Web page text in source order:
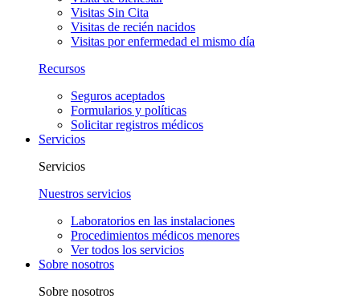
Visitas Sin Cita
Visitas de recién nacidos
Visitas por enfermedad el mismo día
Recursos
Seguros aceptados
Formularios y políticas
Solicitar registros médicos
Servicios
Servicios
Nuestros servicios
Laboratorios en las instalaciones
Procedimientos médicos menores
Ver todos los servicios
Sobre nosotros
Sobre nosotros